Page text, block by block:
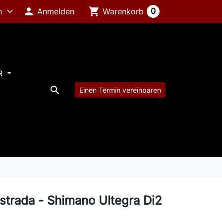
 Anmelden shopping_cart Warenkorb 0
 Einen Termin vereinbaren
- Shimano Ultegra Di2